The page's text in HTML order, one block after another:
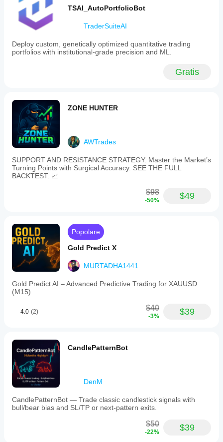
TSAI_AutoPortfolioBot
TraderSuiteAI
Deploy custom, genetically optimized quantitative trading
portfolios with institutional-grade precision and ML.
Gratis
ZONE HUNTER
AWTrades
SUPPORT AND RESISTANCE STRATEGY. Master the Market’s
Turning Points with Surgical Accuracy. SEE THE FULL
BACKTEST. 📈
$98
-50% $49
Popolare
Gold Predict X
MURTADHA1441
Gold Predict AI – Advanced Predictive Trading for XAUUSD
(M15)
4.0 (2) $40
-3% $39
CandlePatternBot
DenM
CandlePatternBot — Trade classic candlestick signals with
bull/bear bias and SL/TP or next-pattern exits.
$50
-22% $39